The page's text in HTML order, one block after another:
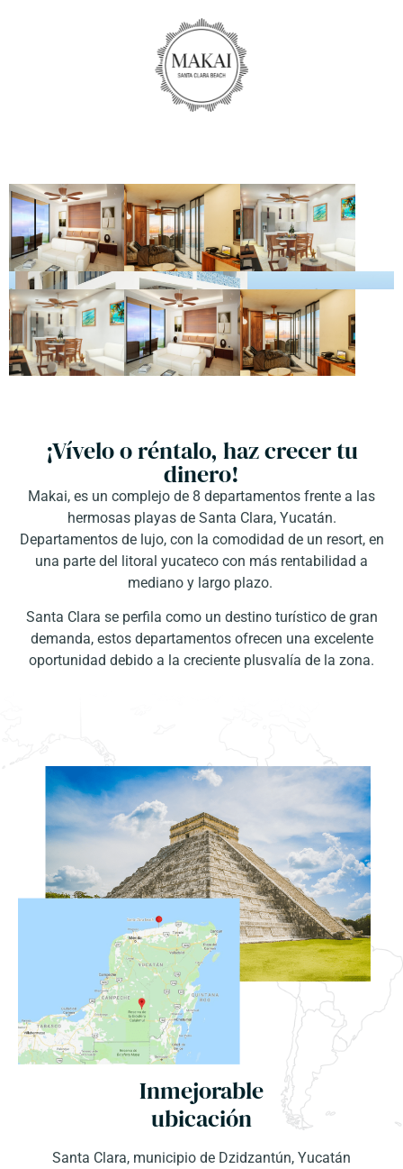
¡Vívelo o réntalo, haz crecer tu
dinero!
Makai, es un complejo de 8 departamentos frente a las
hermosas playas de Santa Clara, Yucatán.
Departamentos de lujo, con la comodidad de un resort, en
una parte del litoral yucateco con más rentabilidad a
mediano y largo plazo.
Santa Clara se perfila como un destino turístico de gran
demanda, estos departamentos ofrecen una excelente
oportunidad debido a la creciente plusvalía de la zona.
Inmejorable
ubicación
Santa Clara, municipio de Dzidzantún, Yucatán